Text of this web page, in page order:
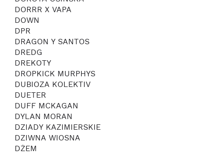
DORRR X VAPA
DOWN
DPR
DRAGON Y SANTOS
DREDG
DREKOTY
DROPKICK MURPHYS
DUBIOZA KOLEKTIV
DUETER
DUFF MCKAGAN
DYLAN MORAN
DZIADY KAZIMIERSKIE
DZIWNA WIOSNA
DŻEM